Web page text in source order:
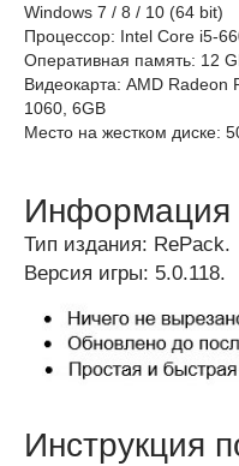
Windows 7 / 8 / 10 (64 bit)
Процессор: Intel Core i5-
Оперативная память: 12
Видеокарта: AMD Radeon
1060, 6GB
Место на жестком диске:
Информация
Тип издания: RePack.
Версия игры: 5.0.118.
Инструкция